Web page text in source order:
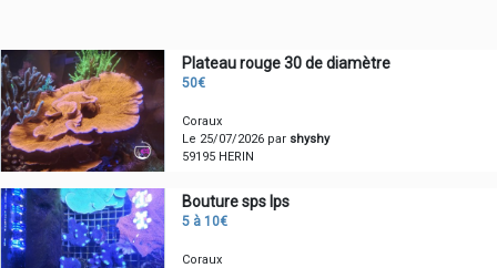
Plateau rouge 30 de diamètre
50€
Coraux
Le 25/07/2026 par shyshy
59195 HERIN
Bouture sps lps
5 à 10€
Coraux